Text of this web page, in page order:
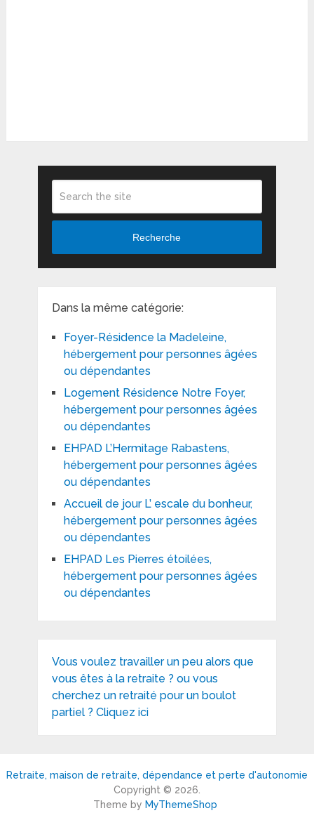
Recherche
Dans la même catégorie:
Foyer-Résidence la Madeleine,
hébergement pour personnes âgées
ou dépendantes
Logement Résidence Notre Foyer,
hébergement pour personnes âgées
ou dépendantes
EHPAD L’Hermitage Rabastens,
hébergement pour personnes âgées
ou dépendantes
Accueil de jour L’ escale du bonheur,
hébergement pour personnes âgées
ou dépendantes
EHPAD Les Pierres étoilées,
hébergement pour personnes âgées
ou dépendantes
Vous voulez travailler un peu alors que
vous êtes à la retraite ? ou vous
cherchez un retraité pour un boulot
partiel ? Cliquez ici
Retraite, maison de retraite, dépendance et perte d'autonomie
Copyright © 2026.
Theme byMyThemeShop